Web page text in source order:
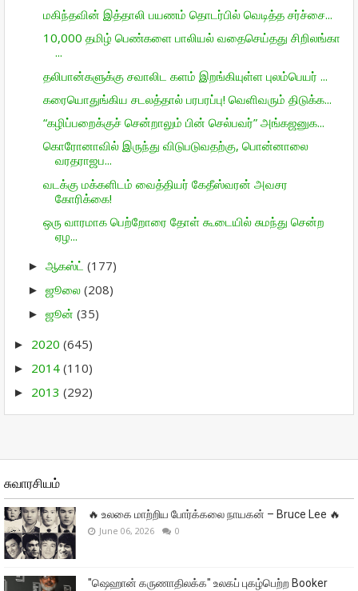
மகிந்தவின் இத்தாலி பயணம் தொடர்பில் வெடித்த சர்ச்சை...
10,000 தமிழ் பெண்களை பாலியல் வதைசெய்தது சிறிலங்கா
...
தலிபான்களுக்கு சவாலிட களம் இறங்கியுள்ள புலம்பெயர் ...
கரையொதுங்கிய சடலத்தால் பரபரப்பு! வெளிவரும் திடுக்க...
“கழிப்பறைக்குச் சென்றாலும் பின் செல்பவர்” அங்கஜனுக...
கொரோனாவில் இருந்து விடுபடுவதற்கு, பொன்னாலை
வரதராஜப...
வடக்கு மக்களிடம் வைத்தியர் கேதீஸ்வரன் அவசர
கோரிக்கை!
ஒரு வாரமாக பெற்றோரை தோள் கூடையில் சுமந்து சென்ற
ஏழ...
► ஆகஸ்ட் (177)
► ஜூலை (208)
► ஜூன் (35)
► 2020 (645)
► 2014 (110)
► 2013 (292)
சுவாரசியம்
🔥 உலகை மாற்றிய போர்க்கலை நாயகன் – Bruce Lee 🔥
June 06, 2026 0
"ஷெஹான் கருணாதிலக்க" உலகப் புகழ்பெற்ற Booker